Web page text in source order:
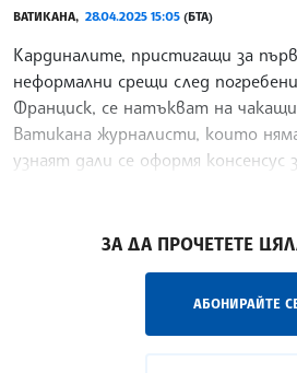
ВАТИКАНА, 28.04.2025 15:05 (БТА)
Кардиналите, пристигащи за
неформални срещи след
Франциск, се натъкват на
Ватикана журналисти, които
узнаят дали се оформя консенсус
ЗА ДА ПРОЧЕТЕТЕ
АБОНИРАЙТЕ